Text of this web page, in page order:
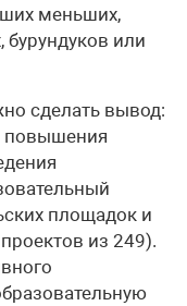
меньших,
или
сделать вывод:
повышения
площадок и
из 249).